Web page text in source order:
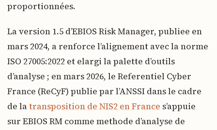
proportionnées.
La version 1.5 d’EBIOS Risk Manager, publiee en
mars 2024, a renforce l’alignement avec la norme
ISO 27005:2022 et elargi la palette d’outils
d’analyse ; en mars 2026, le Referentiel Cyber
France (ReCyF) publie par l’ANSSI dans le cadre
de latransposition de NIS2 en France s’appuie
sur EBIOS RM comme methode d’analyse de